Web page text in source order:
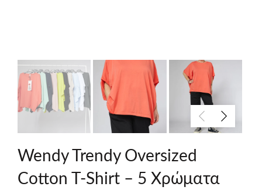
Wendy Trendy Oversized
Cotton T-Shirt – 5 Χρώματα